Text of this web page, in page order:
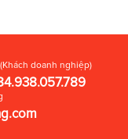
doanh nghiệp)